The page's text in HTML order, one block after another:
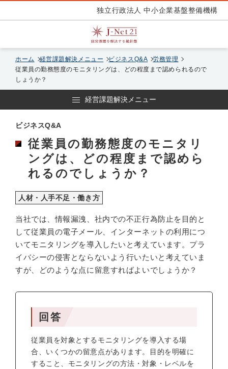
独立行政法人 中小企業基盤整備機構
ホーム 経営課題解決メニュー ビジネスQ&A
労務管理
従業員の勤務態度のモニタリングは、どの程度まで認められるので
しょうか？
経営課題解決メニュー
ビジネスQ&A
従業員の勤務態度のモニタリ
ングは、どの程度まで認めら
れるのでしょうか？
人材・人手不足・働き方
当社では、情報漏洩、社内での不正行為防止を目的と
して従業員の電子メール、インターネットの利用につ
いてモニタリングを導入したいと考えています。プラ
イバシーの侵害とならないよう行いたいと考えていま
すが、どのような点に留意すればよいでしょうか？
回答
従業員を対象とするモニタリングを導入する場
合、いくつかの留意点があります。目的を明確に
すること、モニタリングの方法・対象・レベルを